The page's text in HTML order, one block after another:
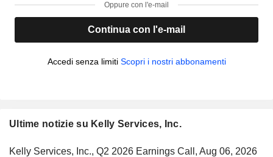
Oppure con l'e-mail
Continua con l'e-mail
Accedi senza limiti Scopri i nostri abbonamenti
Ultime notizie su Kelly Services, Inc.
Kelly Services, Inc., Q2 2026 Earnings Call, Aug 06, 2026